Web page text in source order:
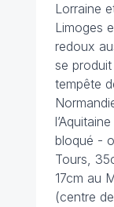
Lorraine
Limoges
redoux
se
tempête
bloqué -
Tours,
17cm au
(centre